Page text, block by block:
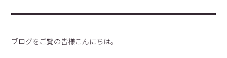
ブログをご覧の皆様こんにちは。